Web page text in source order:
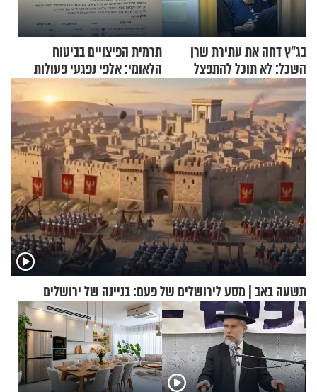
בג"ץ דחה את עתירת שרן
השכל: לא תוכל להתפצל
מהליכוד
תרמית הפיצויים בביטוח
הלאומי: אלפי נפגעי פעולות
איבה קיבלו כספים במירמה
תשעה באב | מסע לירושלים של פעם: בניינה של ירושלים